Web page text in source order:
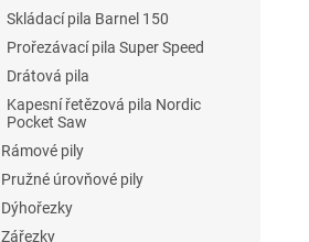
Skládací pila Barnel 150
Prořezávací pila Super Speed
Drátová pila
Kapesní řetězová pila Nordic
Pocket Saw
Rámové pily
Pružné úrovňové pily
Dýhořezky
Zářezky